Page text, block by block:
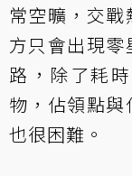
常空曠，交
方只會出現
路，除了耗
物，佔領點
也很困難。